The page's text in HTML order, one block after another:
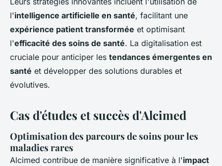
l'intelligence artificielle en santé, facilitant une
expérience patient transformée et optimisant
l'efficacité des soins de santé. La digitalisation est
cruciale pour anticiper les tendances émergentes en
santé et développer des solutions durables et
évolutives.
Cas d'études et succès d'Alcimed
Optimisation des parcours de soins pour les
maladies rares
Alcimed contribue de manière significative à l'impact